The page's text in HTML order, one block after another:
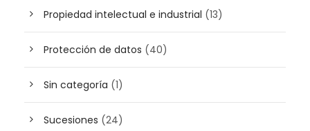
Propiedad intelectual e industrial (13)
Protección de datos (40)
Sin categoría (1)
Sucesiones (24)